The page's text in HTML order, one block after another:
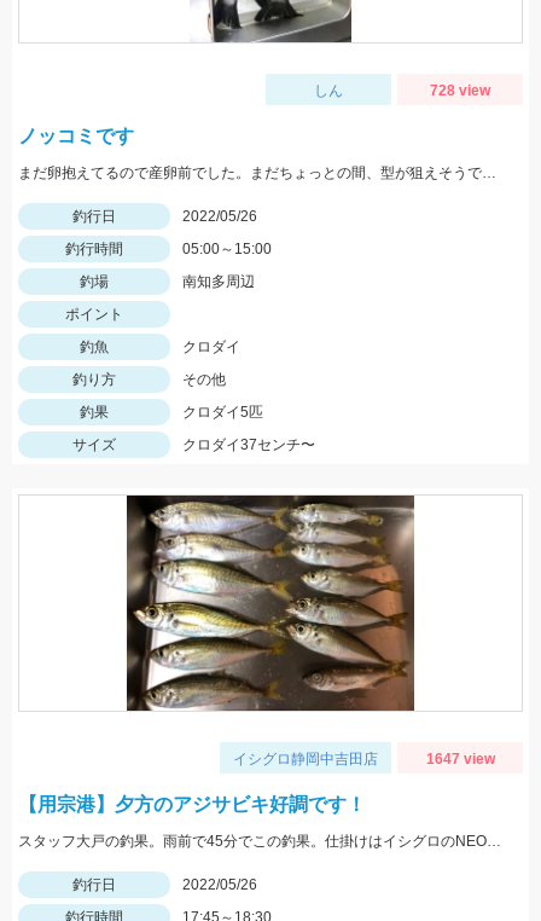
しん 728 view
ノッコミです
まだ卵抱えてるので産卵前でした。まだちょっとの間、型が狙えそうです。
釣行日
2022/05/26
釣行時間
05:00～15:00
釣場
南知多周辺
ポイント
釣魚
クロダイ
釣り方
その他
釣果
クロダイ5匹
サイズ
クロダイ37センチ〜
イシグロ静岡中吉田店 1647 view
【用宗港】夕方のアジサビキ好調です！
スタッフ大戸の釣果。雨前で45分でこの釣果。仕掛けはイシグロのNEO 豆アジマッチ２号にて。
釣行日
2022/05/26
釣行時間
17:45～18:30